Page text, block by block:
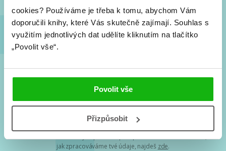
cookies? Používáme je třeba k tomu, abychom Vám
doporučili knihy, které Vás skutečně zajímají. Souhlas s
využitím jednotlivých dat udělíte kliknutím na tlačítko
„Povolit vše“.
Povolit vše
Přizpůsobit
Souhlasím spodmínkami zpracování osobních údajů
Tvá e-mailová adresa je u nás v bezpečí. Přečti si
jak zpracováváme tvé údaje, najdeš zde.